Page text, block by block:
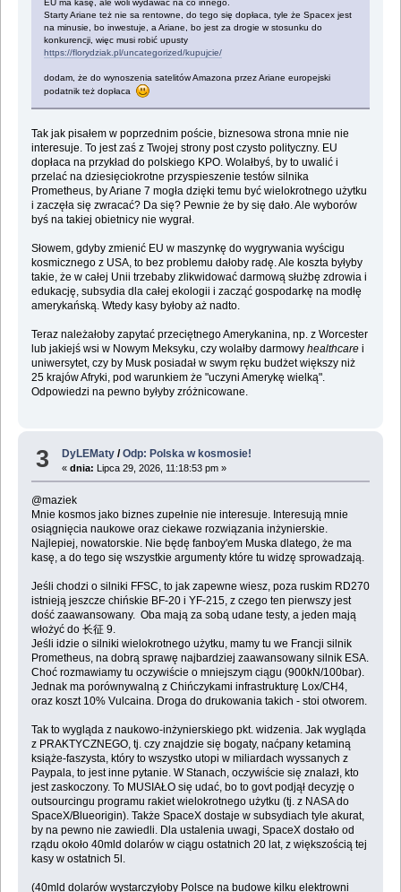
EU ma kasę, ale woli wydawać na co innego.
Starty Ariane też nie sa rentowne, do tego się dopłaca, tyle że Spacex jest
na minusie, bo inwestuje, a Ariane, bo jest za drogie w stosunku do
konkurencji, więc musi robić upusty
https://florydziak.pl/uncategorized/kupujcie/
dodam, że do wynoszenia satelitów Amazona przez Ariane europejski
podatnik też dopłaca
Tak jak pisałem w poprzednim poście, biznesowa strona mnie nie
interesuje. To jest zaś z Twojej strony post czysto polityczny. EU
dopłaca na przykład do polskiego KPO. Wolałbyś, by to uwalić i
przelać na dziesięciokrotne przyspieszenie testów silnika
Prometheus, by Ariane 7 mogła dzięki temu być wielokrotnego użytku
i zaczęła się zwracać? Da się? Pewnie że by się dało. Ale wyborów
byś na takiej obietnicy nie wygrał.
Słowem, gdyby zmienić EU w maszynkę do wygrywania wyścigu
kosmicznego z USA, to bez problemu dałoby radę. Ale koszta byłyby
takie, że w całej Unii trzebaby zlikwidować darmową służbę zdrowia i
edukację, subsydia dla całej ekologii i zacząć gospodarkę na modłę
amerykańską. Wtedy kasy byłoby aż nadto.
Teraz należałoby zapytać przeciętnego Amerykanina, np. z Worcester
lub jakiejś wsi w Nowym Meksyku, czy wolałby darmowy healthcarei
uniwersytet, czy by Musk posiadał w swym ręku budżet większy niż
25 krajów Afryki, pod warunkiem że "uczyni Amerykę wielką".
Odpowiedzi na pewno byłyby zróżnicowane.
3 DyLEMaty /Odp: Polska w kosmosie!
«dnia: Lipca 29, 2026, 11:18:53 pm »
@maziek
Mnie kosmos jako biznes zupełnie nie interesuje. Interesują mnie
osiągnięcia naukowe oraz ciekawe rozwiązania inżynierskie.
Najlepiej, nowatorskie. Nie będę fanboy'em Muska dlatego, że ma
kasę, a do tego się wszystkie argumenty które tu widzę sprowadzają.
Jeśli chodzi o silniki FFSC, to jak zapewne wiesz, poza ruskim RD270
istnieją jeszcze chińskie BF-20 i YF-215, z czego ten pierwszy jest
dość zaawansowany. Oba mają za sobą udane testy, a jeden mają
włożyć do 长征 9.
Jeśli idzie o silniki wielokrotnego użytku, mamy tu we Francji silnik
Prometheus, na dobrą sprawę najbardziej zaawansowany silnik ESA.
Choć rozmawiamy tu oczywiście o mniejszym ciągu (900kN/100bar).
Jednak ma porównywalną z Chińczykami infrastrukturę Lox/CH4,
oraz koszt 10% Vulcaina. Droga do drukowania takich - stoi otworem.
Tak to wygląda z naukowo-inżynierskiego pkt. widzenia. Jak wygląda
z PRAKTYCZNEGO, tj. czy znajdzie się bogaty, naćpany ketaminą
książe-faszysta, który to wszystko utopi w miliardach wyssanych z
Paypala, to jest inne pytanie. W Stanach, oczywiście się znalazł, kto
jest zaskoczony. To MUSIAŁO się udać, bo to govt podjął decyzję o
outsourcingu programu rakiet wielokrotnego użytku (tj. z NASA do
SpaceX/Blueorigin). Także SpaceX dostaje w subsydiach tyle akurat,
by na pewno nie zawiedli. Dla ustalenia uwagi, SpaceX dostało od
rządu około 40mld dolarów w ciągu ostatnich 20 lat, z większością tej
kasy w ostatnich 5l.
(40mld dolarów wystarczyłoby Polsce na budowe kilku elektrowni